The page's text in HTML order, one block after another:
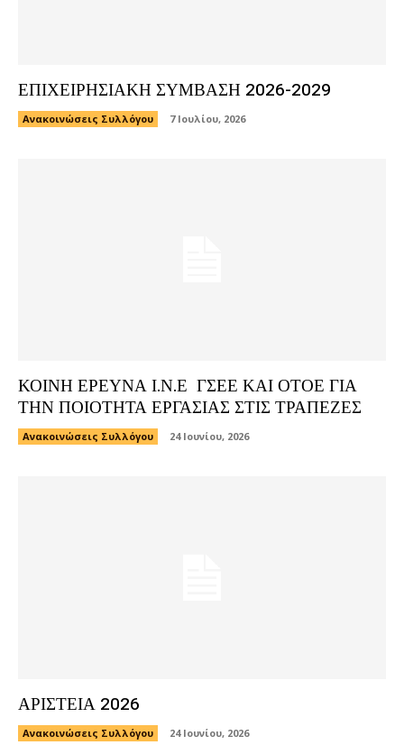
ΕΠΙΧΕΙΡΗΣΙΑΚΗ ΣΥΜΒΑΣΗ 2026-2029
Ανακοινώσεις Συλλόγου 7 Ιουλίου, 2026
ΚΟΙΝΗ ΕΡΕΥΝΑ Ι.Ν.Ε ΓΣΕΕ ΚΑΙ ΟΤΟΕ ΓΙΑ
ΤΗΝ ΠΟΙΟΤΗΤΑ ΕΡΓΑΣΙΑΣ ΣΤΙΣ ΤΡΑΠΕΖΕΣ
Ανακοινώσεις Συλλόγου 24 Ιουνίου, 2026
ΑΡΙΣΤΕΙΑ 2026
Ανακοινώσεις Συλλόγου 24 Ιουνίου, 2026